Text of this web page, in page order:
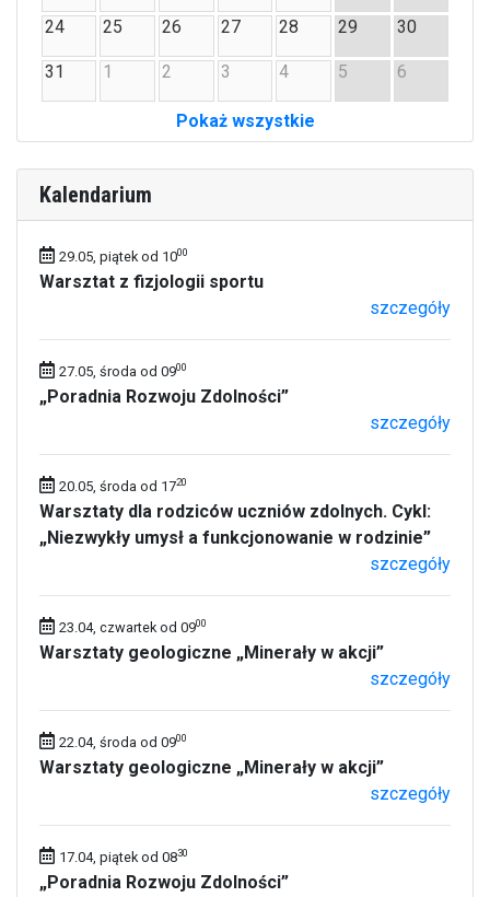
24 25 26 27 28 29 30
31 1 2 3 4 5 6
Pokaż wszystkie
Kalendarium
29.05, piątek od 1000
Warsztat z fizjologii sportu
szczegóły
27.05, środa od 0900
„Poradnia Rozwoju Zdolności”
szczegóły
20.05, środa od 1720
Warsztaty dla rodziców uczniów zdolnych. Cykl:
„Niezwykły umysł a funkcjonowanie w rodzinie”
szczegóły
23.04, czwartek od 0900
Warsztaty geologiczne „Minerały w akcji”
szczegóły
22.04, środa od 0900
Warsztaty geologiczne „Minerały w akcji”
szczegóły
17.04, piątek od 0830
„Poradnia Rozwoju Zdolności”